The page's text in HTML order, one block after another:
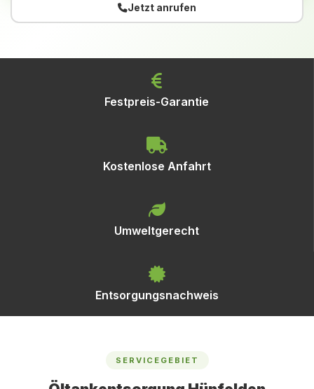
Jetzt anrufen
Festpreis-Garantie
Kostenlose Anfahrt
Umweltgerecht
Entsorgungsnachweis
SERVICEGEBIET